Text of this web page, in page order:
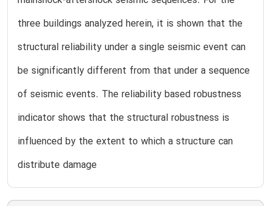
three buildings analyzed herein, it is shown that the
structural reliability under a single seismic event can
be significantly different from that under a sequence
of seismic events. The reliability based robustness
indicator shows that the structural robustness is
influenced by the extent to which a structure can
distribute damage